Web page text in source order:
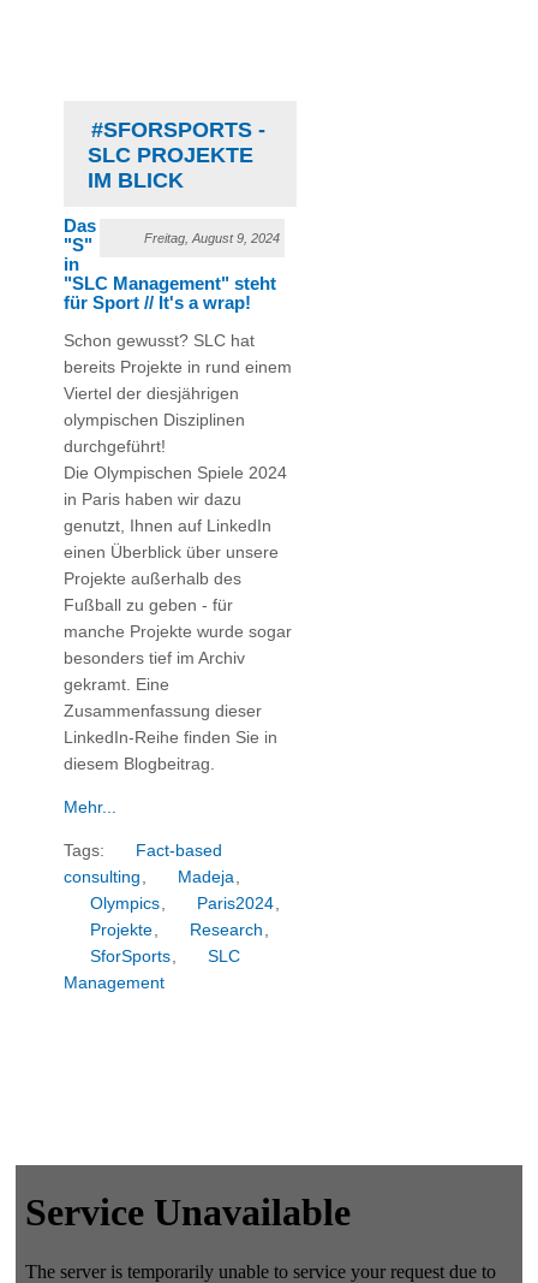
#SFORSPORTS -
SLC PROJEKTE
IM BLICK
Freitag, August 9, 2024
Das
"S"
in
"SLC Management" steht
für Sport // It's a wrap!
Schon gewusst? SLC hat
bereits Projekte in rund einem
Viertel der diesjährigen
olympischen Disziplinen
durchgeführt!
Die Olympischen Spiele 2024
in Paris haben wir dazu
genutzt, Ihnen auf LinkedIn
einen Überblick über unsere
Projekte außerhalb des
Fußball zu geben - für
manche Projekte wurde sogar
besonders tief im Archiv
gekramt. Eine
Zusammenfassung dieser
LinkedIn-Reihe finden Sie in
diesem Blogbeitrag.
Mehr...
Tags:
Fact-based
consulting
Madeja
Olympics
Paris2024
Projekte
Research
SforSports
SLC
Management